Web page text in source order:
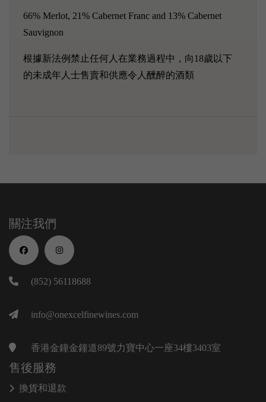
66% Merlot, 21% Cabernet Franc and 13% Cabernet
Sauvignon
根據新法例禁止任何人在業務過程中，向18歲以下
的未成年人士售賣和供應令人醺醉的酒類
關注我們
(852) 56118688
info@onexcelfinewines.com
香港金鐘金鐘道89號力寶中心一座34樓3403室
售後服務
換貨和退款